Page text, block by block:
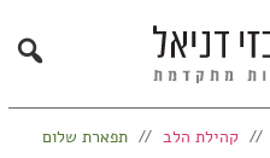
Search
קהילת הלב תפארת שלום